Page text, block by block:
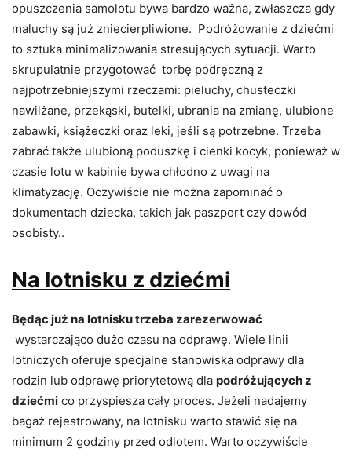
opuszczenia samolotu bywa bardzo ważna, zwłaszcza gdy
maluchy są już zniecierpliwione. Podróżowanie z dziećmi
to sztuka minimalizowania stresujących sytuacji. Warto
skrupulatnie przygotować torbę podręczną z
najpotrzebniejszymi rzeczami: pieluchy, chusteczki
nawilżane, przekąski, butelki, ubrania na zmianę, ulubione
zabawki, książeczki oraz leki, jeśli są potrzebne. Trzeba
zabrać także ulubioną poduszkę i cienki kocyk, ponieważ w
czasie lotu w kabinie bywa chłodno z uwagi na
klimatyzację. Oczywiście nie można zapominać o
dokumentach dziecka, takich jak paszport czy dowód
osobisty..
Na lotnisku z dziećmi
Będąc już na lotnisku trzeba zarezerwować
wystarczająco dużo czasu na odprawę. Wiele linii
lotniczych oferuje specjalne stanowiska odprawy dla
rodzin lub odprawę priorytetową dla podróżujących z
dziećmi co przyspiesza cały proces. Jeżeli nadajemy
bagaż rejestrowany, na lotnisku warto stawić się na
minimum 2 godziny przed odlotem. Warto oczywiście